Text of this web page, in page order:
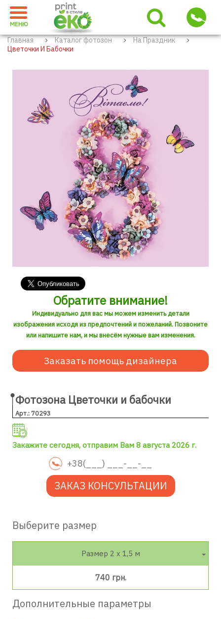
МЕНЮ
Главная Каталог фотозон
На Праздник
Цветочки И Бабочки
Обратите внимание!
Индивидуально для вас мы можем изменить детали
изображения исходя из предпочтений и пожеланий. Позвоните
или напишите нам, и мы внесём нужные вам изменения.
Заказать помощь дизайнера
Фотозона Цветочки и бабочки
Арт.: 70293
Закажите сегодня, отправим Вам 8 августа 2026 г.
ЗАКАЗ КОНСУЛЬТАЦИИ
Выберите размер
Размер 2 х 1,5 м
740 грн.
Дополнительные параметры